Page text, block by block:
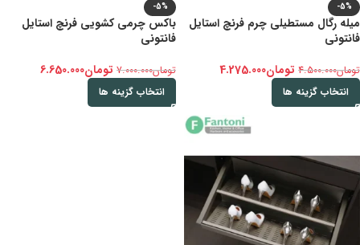
-5%
میله رگال مستطیلی چرم فرنچ استایل
فانتونی
تومان4.500.000 تومان4.275.000
انتخاب گزینه ها
-5%
باکس چرمی کشویی فرنچ استایل
فانتونی
تومان7.000.000 تومان6.650.000
انتخاب گزینه ها